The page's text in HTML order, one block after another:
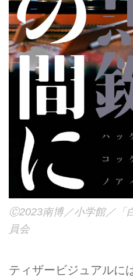
Ⓒ2023南博／小学館／「
員会
ティザービジュアルに